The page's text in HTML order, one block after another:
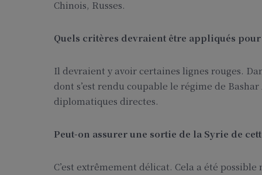
Chinois, Russes.
Quels critères devraient être appliqués
Il devraient y avoir certaines lignes rouges.
dont s’est rendu coupable le régime de
diplomatiques directes.
Peut-on assurer une sortie de la Syrie de
C’est extrêmement délicat. Cela a été